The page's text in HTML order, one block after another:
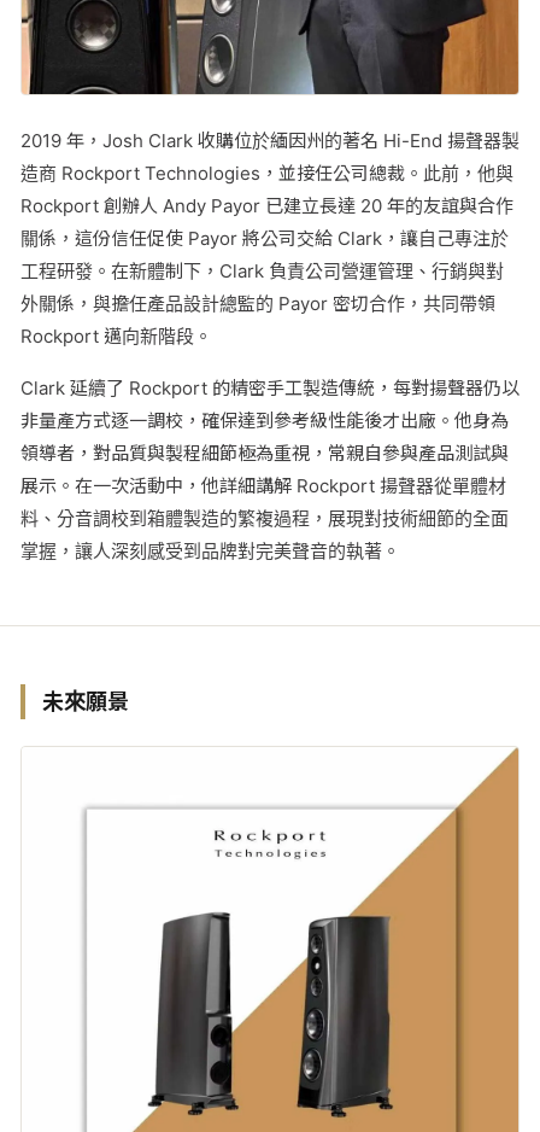
2019 年，Josh Clark 收購位於緬因州的著名 Hi-End 揚聲器製
造商 Rockport Technologies，並接任公司總裁。此前，他與
Rockport 創辦人 Andy Payor 已建立長達 20 年的友誼與合作
關係，這份信任促使 Payor 將公司交給 Clark，讓自己專注於
工程研發。在新體制下，Clark 負責公司營運管理、行銷與對
外關係，與擔任產品設計總監的 Payor 密切合作，共同帶領
Rockport 邁向新階段。
Clark 延續了 Rockport 的精密手工製造傳統，每對揚聲器仍以
非量產方式逐一調校，確保達到參考級性能後才出廠。他身為
領導者，對品質與製程細節極為重視，常親自參與產品測試與
展示。在一次活動中，他詳細講解 Rockport 揚聲器從單體材
料、分音調校到箱體製造的繁複過程，展現對技術細節的全面
掌握，讓人深刻感受到品牌對完美聲音的執著。
未來願景